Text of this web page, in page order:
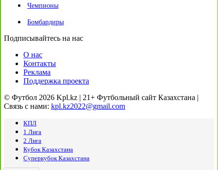
Чемпионы
Бомбардиры
Подписывайтесь на нас
О нас
Контакты
Реклама
Поддержка проекта
© Футбол 2026 Kpl.kz | 21+ Футбольный сайт Казахстана |
Связь с нами: kpl.kz2022@gmail.com
КПЛ
1 Лига
2 Лига
Кубок Казахстана
Суперкубок Казахстана